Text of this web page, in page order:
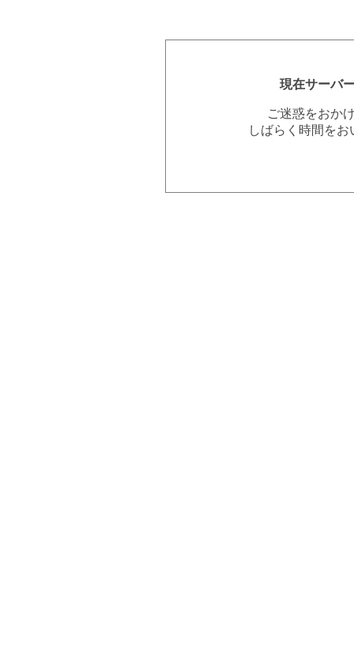
現在サーバ
ご迷惑をおか
しばらく時間を